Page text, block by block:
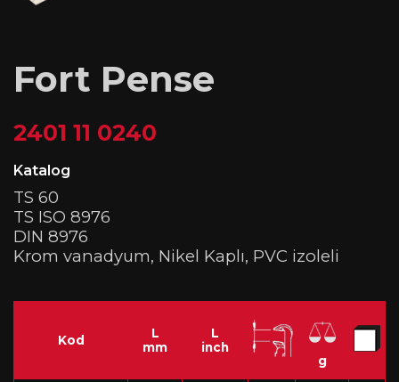
Fort Pense
2401 11 0240
Katalog
TS 60
TS ISO 8976
DIN 8976
Krom vanadyum, Nikel Kaplı, PVC izoleli
Kod
L
mm
L
inch
g